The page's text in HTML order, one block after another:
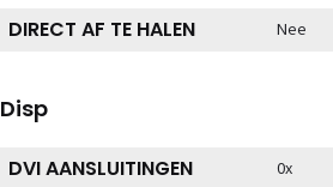
DIRECT AF TE HALEN Nee
Disp
DVI AANSLUITINGEN 0x